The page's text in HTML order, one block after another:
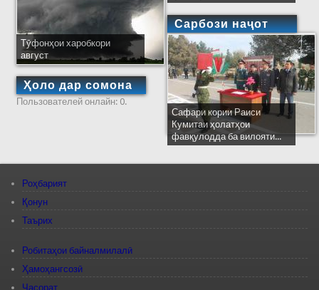
Тӯфонҳои харобкори
август
Ҳоло дар сомона
Пользователей онлайн: 0.
Сарбози наҷот
Сафари кории Раиси
Кумитаи ҳолатҳои
фавқулодда ба вилояти...
Роҳбарият
Қонун
Таърих
Робитаҳои байналмилалӣ
Ҳамоҳангсозӣ
Ҷасорат